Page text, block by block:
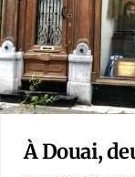
À Douai,